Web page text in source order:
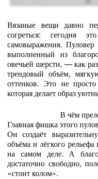
Вязаные вещи давно
согреться: сегодня это
самовыражения. Пуловер
выполненный из
овечьей шерсти, — как раз
трендовый объём,
оттенков. Этонепросто
котораяделаетобраз
В чём
Главнаяфишкаэтого
Он создаёт
объёма и лёгкого рельефа
на самомделе. А
достаточно свободно,
«стоитколом».